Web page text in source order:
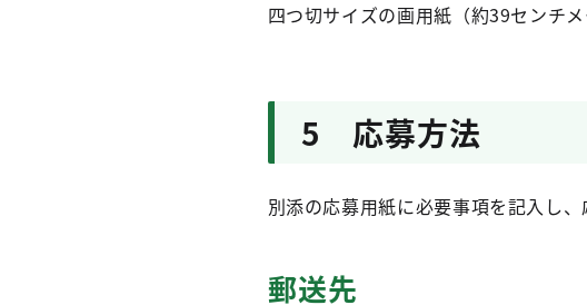
四つ切サイズの画用紙（約39センチ
5 応募方法
別添の応募用紙に必要事項を記入し
郵送先